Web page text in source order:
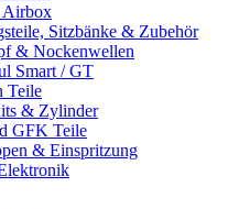
Sitzbänke & Zubehör
& Nockenwellen
Smart / GT
Teile
& Zylinder
GFK Teile
& Einspritzung